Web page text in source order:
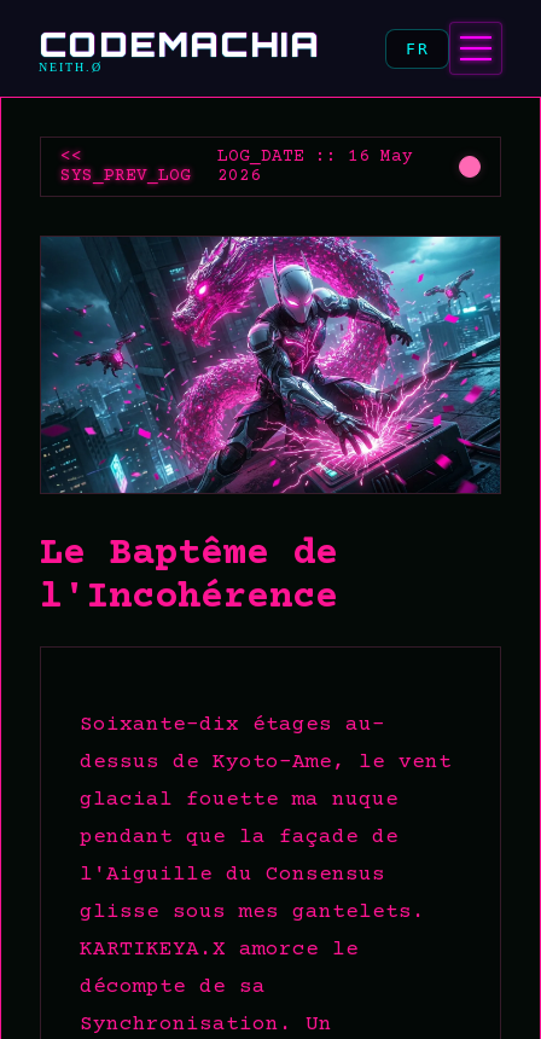
CODEMACHIA
NEITH.Ø
FR
<<
SYS_PREV_LOG
LOG_DATE :: 16 May
2026
Le Baptême de
l'Incohérence
Soixante-dix étages au-
dessus de Kyoto-Ame, le vent
glacial fouette ma nuque
pendant que la façade de
l'Aiguille du Consensus
glisse sous mes gantelets.
KARTIKEYA.X amorce le
décompte de sa
Synchronisation. Un